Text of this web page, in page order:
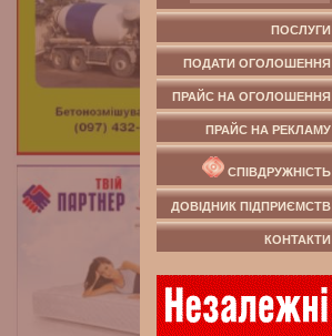
ПОСЛУГИ
ПОДАТИ ОГОЛОШЕННЯ
ПРАЙС НА ОГОЛОШЕННЯ
ПРАЙС НА РЕКЛАМУ
СПІВДРУЖНІСТЬ
ДОВІДНИК ПІДПРИЄМСТВ
КОНТАКТИ